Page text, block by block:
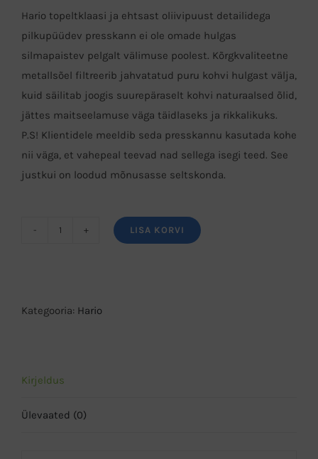
Hario topeltklaasi ja ehtsast oliivipuust detailidega
pilkupüüdev presskann ei ole omade hulgas
silmapaistev pelgalt välimuse poolest. Kõrgkvaliteetne
metallsõel filtreerib jahvatatud puru kohvi hulgast välja,
kuid säilitab joogis suurepäraselt kohvi naturaalsed õlid,
jättes maitseelamuse väga täidlaseks ja rikkalikuks.
P.S! Klientidele meeldib seda presskannu kasutada kohe
nii väga, et vahepeal teevad nad sellega isegi teed. See
justkui on loodud mõnusasse seltskonda.
LISA KORVI
Kategooria: Hario
Kirjeldus
Ülevaated (0)